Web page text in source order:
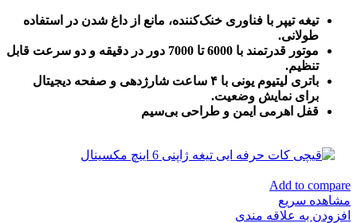
تیغه تیپر با فناوری خنک‌کننده، مانع از داغ شدن در استفاده
طولانی.
موتور قدرتمند با 6000 تا 7000 دور در دقیقه و دو سرعت قابل
تنظیم.
باتری لیتیوم یونی با ۴ ساعت شارژدهی و صفحه دیجیتال
برای نمایش وضعیت.
قفل اهرمی ایمن و طراحی بی‌سیم
Add to compare
مشاهده سریع
افزودن به علاقه مندی